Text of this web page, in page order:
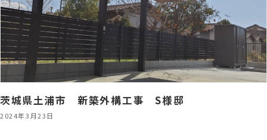
茨城県土浦市 新築外構工事 S様邸
2024年3月23日